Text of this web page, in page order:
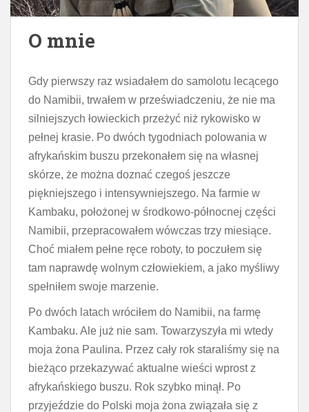
O mnie
Gdy pierwszy raz wsiadałem do samolotu lecącego
do Namibii, trwałem w przeświadczeniu, że nie ma
silniejszych łowieckich przeżyć niż rykowisko w
pełnej krasie. Po dwóch tygodniach polowania w
afrykańskim buszu przekonałem się na własnej
skórze, że można doznać czegoś jeszcze
piękniejszego i intensywniejszego. Na farmie w
Kambaku, położonej w środkowo-północnej części
Namibii, przepracowałem wówczas trzy miesiące.
Choć miałem pełne ręce roboty, to poczułem się
tam naprawdę wolnym człowiekiem, a jako myśliwy
spełniłem swoje marzenie.
Po dwóch latach wróciłem do Namibii, na farmę
Kambaku. Ale już nie sam. Towarzyszyła mi wtedy
moja żona Paulina. Przez cały rok staraliśmy się na
bieżąco przekazywać aktualne wieści wprost z
afrykańskiego buszu. Rok szybko minął. Po
przyjeździe do Polski moja żona związała się z